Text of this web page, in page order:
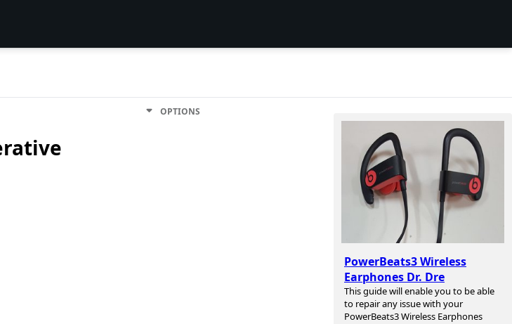
PowerBeats3 Wireless
Earphones Dr. Dre
This guide will enable you to be able
to repair any issue with your
PowerBeats3 Wireless Earphones
OPTIONS